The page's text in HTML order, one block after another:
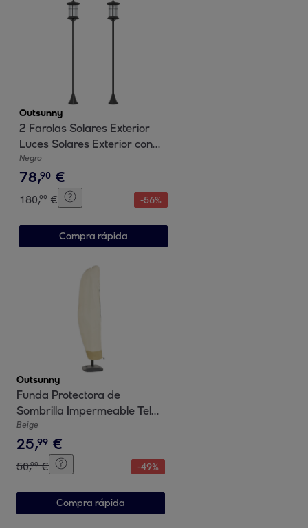
Outsunny
2 Farolas Solares Exterior
Luces Solares Exterior con
Panel Solar Encendido
Automático y Marco de
Acero Inoxidable
Impermeable IP44 para
Terraza Patio 23,5x23,5x184
cm Negro
Negro
78,90 €
180,99 € -56%
Compra rápida
Outsunny
Funda Protectora de
Sombrilla Impermeable Tela
Oxford Ø56x220 cm con
Cremallera
Beige
25,99 €
50,99 € -49%
Compra rápida